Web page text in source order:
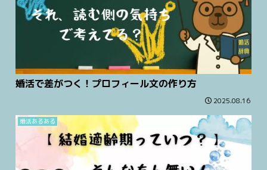
婚活で差がつく！プロフィール文の作り方
2025.08.16
婚活あるある